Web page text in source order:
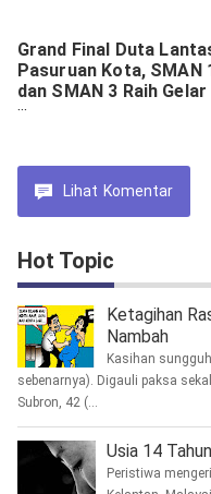
Grand Final Duta
Pasuruan Kota, SMAN
dan SMAN 3 Raih Gelar
Utama
Lihat Komentar
Hot Topic
Ketagihan
Nambah
Kasihan
sebenarnya). Digauli paksa
Subron, 42 (...
Usia 14
Peristiwa